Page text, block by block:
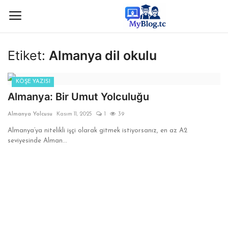
Giriş Kayıt
İletişim
BİLİM & TEKNOLOJİ
Etiket: Almanya dil okulu
KÖŞE YAZISI
Almanya: Bir Umut Yolculuğu
Almanya Yolcusu Kasım 11, 2025 39
Almanya’ya nitelikli işçi olarak gitmek istiyorsanız, en az A2
seviyesinde Alman...